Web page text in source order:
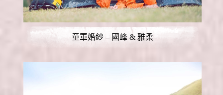
童軍婚紗 – 國峰 & 雅柔